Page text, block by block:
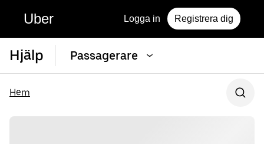
Uber Logga in Registrera dig
Hjälp Passagerare
Hem